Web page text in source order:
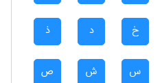
خ د ذ
س ش ص